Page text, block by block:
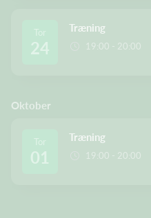
Tor
24
Træning
19:00 - 20:00
Oktober
Tor
01
Træning
19:00 - 20:00